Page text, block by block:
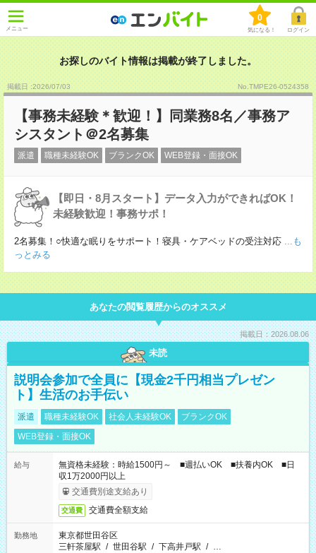
メニュー
0
気になる！ ログイン
お探しのバイト情報は掲載が終了しました。
掲載日 :2026/07/03 No.TMPE26-0524358
【事務未経験＊歓迎！】同業務8名／事務ア
シスタント＠2名募集
派遣 職種未経験OK ブランクOK WEB登録・面接OK
【即日・8月スタート】データ入力ができればOK！
未経験歓迎！事務サポ！
2名募集！○快適な眠りをサポート！寝具・ケアベッドの受注対応 ...も
っとみる
あなたの閲覧履歴からのオススメ
掲載日：2026.08.06
未読
説明会参加で全員に【現金2千円相当プレゼン
ト】生活のお手伝い
派遣 職種未経験OK 社会人未経験OK
ブランクOK
WEB登録・面接OK
給与
無資格未経験：時給1500円～ ■週払いOK ■扶養内OK ■日
収1万2000円以上
交通費別途支給あり
交通費 交通費全額支給
勤務地
東京都世田谷区
三軒茶屋駅 / 世田谷駅 / 下高井戸駅 / …